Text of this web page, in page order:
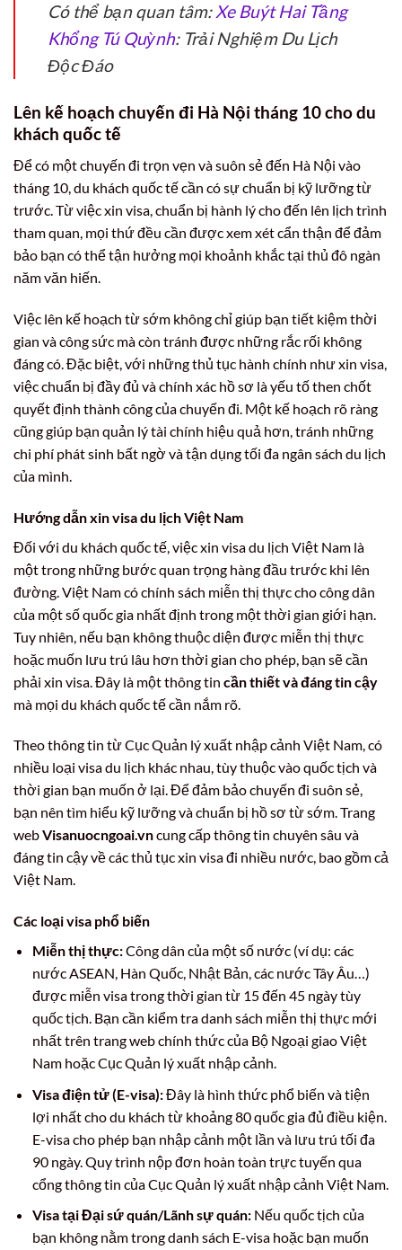
Có thể bạn quan tâm:Xe Buýt Hai Tầng
Khổng Tú Quỳnh: Trải Nghiệm Du Lịch
Độc Đáo
Lên kế hoạch chuyến đi Hà Nội tháng 10 cho du
khách quốc tế
Để có một chuyến đi trọn vẹn và suôn sẻ đến Hà Nội vào
tháng 10, du khách quốc tế cần có sự chuẩn bị kỹ lưỡng từ
trước. Từ việc xin visa, chuẩn bị hành lý cho đến lên lịch trình
tham quan, mọi thứ đều cần được xem xét cẩn thận để đảm
bảo bạn có thể tận hưởng mọi khoảnh khắc tại thủ đô ngàn
năm văn hiến.
Việc lên kế hoạch từ sớm không chỉ giúp bạn tiết kiệm thời
gian và công sức mà còn tránh được những rắc rối không
đáng có. Đặc biệt, với những thủ tục hành chính như xin visa,
việc chuẩn bị đầy đủ và chính xác hồ sơ là yếu tố then chốt
quyết định thành công của chuyến đi. Một kế hoạch rõ ràng
cũng giúp bạn quản lý tài chính hiệu quả hơn, tránh những
chi phí phát sinh bất ngờ và tận dụng tối đa ngân sách du lịch
của mình.
Hướng dẫn xin visa du lịch Việt Nam
Đối với du khách quốc tế, việc xin visa du lịch Việt Nam là
một trong những bước quan trọng hàng đầu trước khi lên
đường. Việt Nam có chính sách miễn thị thực cho công dân
của một số quốc gia nhất định trong một thời gian giới hạn.
Tuy nhiên, nếu bạn không thuộc diện được miễn thị thực
hoặc muốn lưu trú lâu hơn thời gian cho phép, bạn sẽ cần
phải xin visa. Đây là một thông tin cần thiết và đáng tin cậy
mà mọi du khách quốc tế cần nắm rõ.
Theo thông tin từ Cục Quản lý xuất nhập cảnh Việt Nam, có
nhiều loại visa du lịch khác nhau, tùy thuộc vào quốc tịch và
thời gian bạn muốn ở lại. Để đảm bảo chuyến đi suôn sẻ,
bạn nên tìm hiểu kỹ lưỡng và chuẩn bị hồ sơ từ sớm. Trang
webVisanuocngoai.vncung cấp thông tin chuyên sâu và
đáng tin cậy về các thủ tục xin visa đi nhiều nước, bao gồm cả
Việt Nam.
Các loại visa phổ biến
Miễn thị thực:Công dân của một số nước (ví dụ: các
nước ASEAN, Hàn Quốc, Nhật Bản, các nước Tây Âu…)
được miễn visa trong thời gian từ 15 đến 45 ngày tùy
quốc tịch. Bạn cần kiểm tra danh sách miễn thị thực mới
nhất trên trang web chính thức của Bộ Ngoại giao Việt
Nam hoặc Cục Quản lý xuất nhập cảnh.
Visa điện tử (E-visa):Đây là hình thức phổ biến và tiện
lợi nhất cho du khách từ khoảng 80 quốc gia đủ điều kiện.
E-visa cho phép bạn nhập cảnh một lần và lưu trú tối đa
90 ngày. Quy trình nộp đơn hoàn toàn trực tuyến qua
cổng thông tin của Cục Quản lý xuất nhập cảnh Việt Nam.
Visa tại Đại sứ quán/Lãnh sự quán:Nếu quốc tịch của
bạn không nằm trong danh sách E-visa hoặc bạn muốn